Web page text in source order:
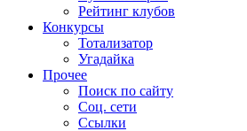
Рейтинг клубов
Конкурсы
Тотализатор
Угадайка
Прочее
Поиск по сайту
Соц. сети
Ссылки